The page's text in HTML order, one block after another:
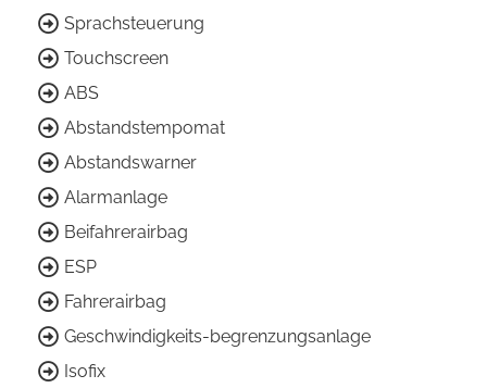
Sprachsteuerung
Touchscreen
ABS
Abstandstempomat
Abstandswarner
Alarmanlage
Beifahrerairbag
ESP
Fahrerairbag
Geschwindigkeits-begrenzungsanlage
Isofix